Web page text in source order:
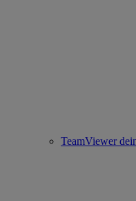
TeamViewer